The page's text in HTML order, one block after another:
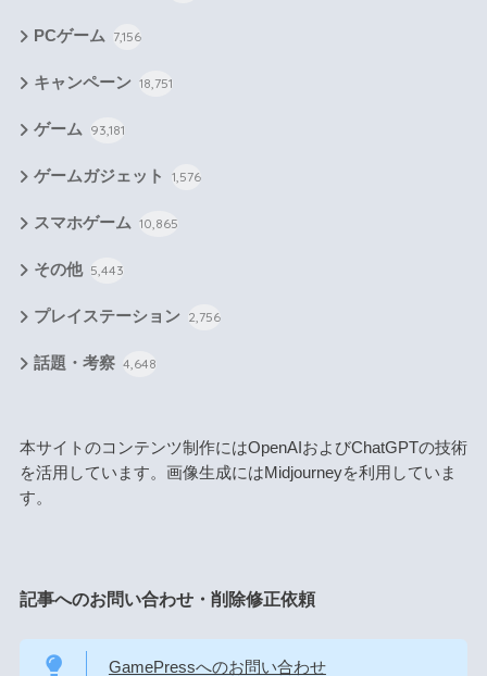
PCゲーム 7,156
キャンペーン 18,751
ゲーム 93,181
ゲームガジェット 1,576
スマホゲーム 10,865
その他 5,443
プレイステーション 2,756
話題・考察 4,648
本サイトのコンテンツ制作にはOpenAIおよびChatGPTの技術
を活用しています。画像生成にはMidjourneyを利用していま
す。
記事へのお問い合わせ・削除修正依頼
GamePressへのお問い合わせ